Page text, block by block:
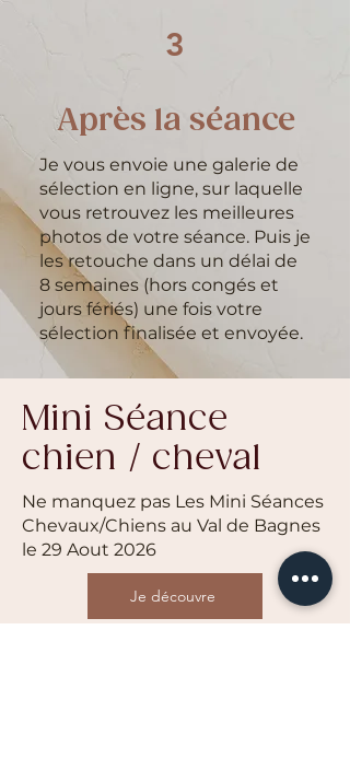
3
Après la séance
Je vous envoie une galerie de
sélection en ligne, sur laquelle
vous retrouvez les meilleures
photos de votre séance. Puis je
les retouche dans un délai de
8 semaines (hors congés et
jours fériés) une fois votre
sélection finalisée et envoyée.
Mini Séance
chien / cheval
Ne manquez pas Les Mini Séances
Chevaux/Chiens au Val de Bagnes
le 29 Aout 2026
Je découvre